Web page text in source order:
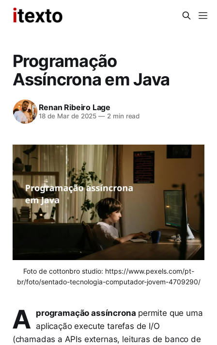
Programação
Assíncrona em Java
Renan Ribeiro Lage
18 de Mar de 2025 — 2 min read
Foto de cottonbro studio: https://www.pexels.com/pt-
br/foto/sentado-tecnologia-computador-jovem-4709290/
A programação assíncrona permite que uma
aplicação execute tarefas de I/O
(chamadas a APIs externas, leituras de banco de